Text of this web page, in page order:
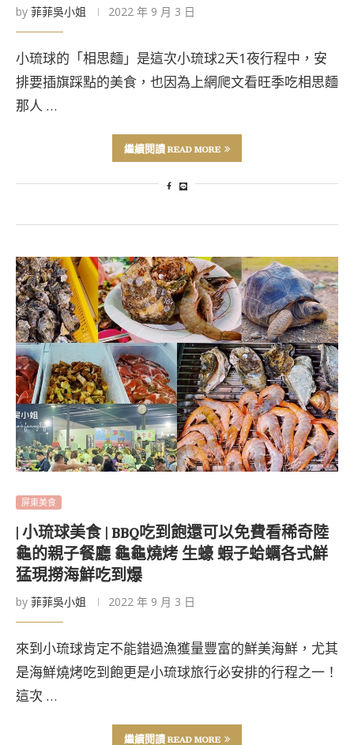
by 菲菲吳小姐 2022 年 9 月 3 日
小琉球的「相思麵」是這次小琉球2天1夜行程中，安
排要插旗踩點的美食，也因為上網爬文看旺季吃相思麵
那人 …
繼續閱讀 READ MORE
屏東美食
| 小琉球美食 | BBQ吃到飽還可以免費看稀奇陸
龜的親子餐廳 龜龜燒烤 生蠔 蝦子蛤蠣各式鮮
猛現撈海鮮吃到爆
by 菲菲吳小姐 2022 年 9 月 3 日
來到小琉球肯定不能錯過漁獲量豐富的鮮美海鮮，尤其
是海鮮燒烤吃到飽更是小琉球旅行必安排的行程之一！
這次 …
繼續閱讀 READ MORE